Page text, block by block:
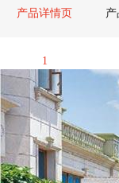
产品详情页
1